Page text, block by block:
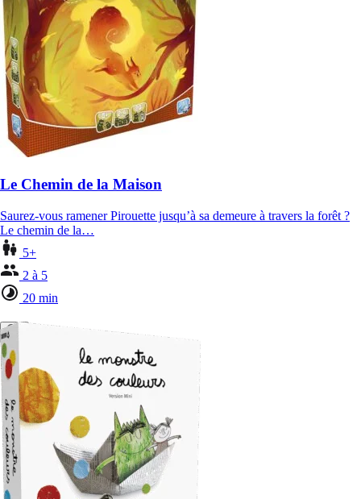
Le Chemin de la Maison
Saurez-vous ramener Pirouette jusqu’à sa demeure à travers la forêt ?
Le chemin de la…
5+
2 à 5
20 min